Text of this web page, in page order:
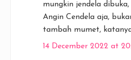
mungkin jendela
Angin Cendela aja,
tambah mumet, katanya
14 December 2022 at